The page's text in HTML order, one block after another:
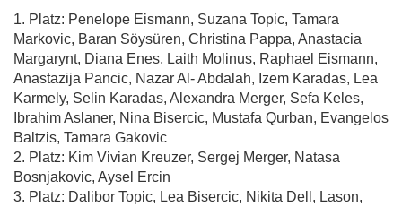
1. Platz: Penelope Eismann, Suzana Topic, Tamara
Markovic, Baran Söysüren, Christina Pappa, Anastacia
Margarynt, Diana Enes, Laith Molinus, Raphael Eismann,
Anastazija Pancic, Nazar Al- Abdalah, Izem Karadas, Lea
Karmely, Selin Karadas, Alexandra Merger, Sefa Keles,
Ibrahim Aslaner, Nina Bisercic, Mustafa Qurban, Evangelos
Baltzis, Tamara Gakovic
2. Platz: Kim Vivian Kreuzer, Sergej Merger, Natasa
Bosnjakovic, Aysel Ercin
3. Platz: Dalibor Topic, Lea Bisercic, Nikita Dell, Lason,